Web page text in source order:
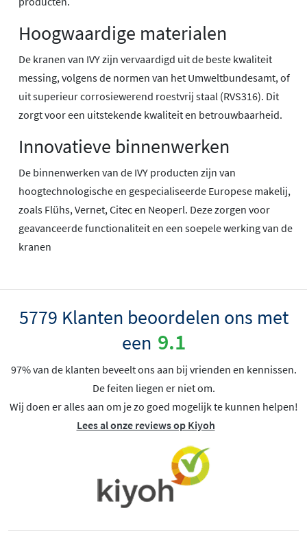
Hoogwaardige materialen
De kranen van IVY zijn vervaardigd uit de beste kwaliteit
messing, volgens de normen van het Umweltbundesamt, of
uit superieur corrosiewerend roestvrij staal (RVS316). Dit
zorgt voor een uitstekende kwaliteit en betrouwbaarheid.
Innovatieve binnenwerken
De binnenwerken van de IVY producten zijn van
hoogtechnologische en gespecialiseerde Europese makelij,
zoals Flühs, Vernet, Citec en Neoperl. Deze zorgen voor
geavanceerde functionaliteit en een soepele werking van de
kranen
5779 Klanten beoordelen ons met
een 9.1
97% van de klanten beveelt ons aan bij vrienden en kennissen.
De feiten liegen er niet om.
Wij doen er alles aan om je zo goed mogelijk te kunnen helpen!
Lees al onze reviews op Kiyoh